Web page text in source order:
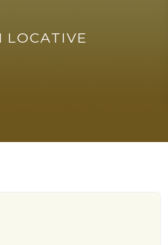
LOCATIVE